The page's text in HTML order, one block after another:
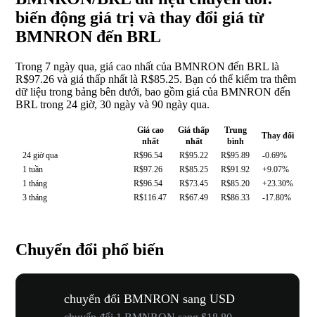
biến động giá trị và thay đổi giá từ
BMNRON đến BRL
Trong 7 ngày qua, giá cao nhất của BMNRON đến BRL là
R$97.26 và giá thấp nhất là R$85.25. Bạn có thể kiểm tra thêm
dữ liệu trong bảng bên dưới, bao gồm giá của BMNRON đến
BRL trong 24 giờ, 30 ngày và 90 ngày qua.
Giá cao
nhất
Giá thấp
nhất
Trung
bình
Thay đổi
24 giờ qua
R$96.54 R$95.22 R$95.89
-0.69%
1 tuần
R$97.26 R$85.25 R$91.92
+9.07%
1 tháng
R$96.54 R$73.45 R$85.20
+23.30%
3 tháng
R$116.47 R$67.49 R$86.33 -17.80%
Chuyển đổi phổ biến
chuyển đổi BMNRON sang USD